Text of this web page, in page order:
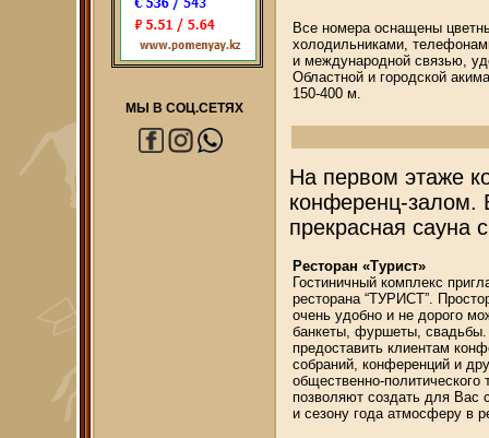
МЫ В СОЦ.СЕТЯХ
Все номера оснащены
холодильниками,
и международной связью,
Областной и городской
150-400 м.
На первом этаже
конференц-залом.
прекрасная сауна
Ресторан «Турист»
Гостиничный комплекс
ресторана “ТУРИСТ”.
очень удобно и не дорого
банкеты, фуршеты, свадьбы.
предоставить клиентам
собраний, конференций и
общественно-
позволяют создать для Вас
и сезону года атмосферу в